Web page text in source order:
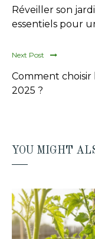
Réveiller son
essentiels pour
Next Post
Comment choisir
2025 ?
YOU MIGHT